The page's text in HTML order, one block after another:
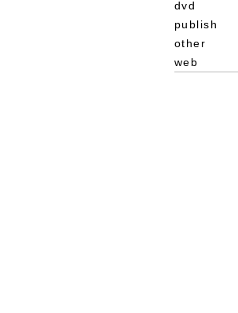
dvd
publish
other
web